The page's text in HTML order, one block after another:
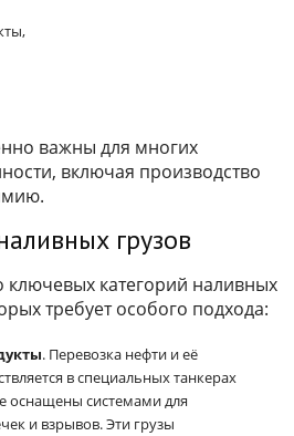
важны для многих
включая производство
грузов
ключевых категорий наливных
требует особого подхода:
. Перевозка нефти и её
в специальных танкерах
оснащены системами для
и взрывов. Эти грузы